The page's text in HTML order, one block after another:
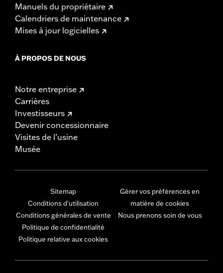
Manuels du propriétaire
Calendriers de maintenance
Mises à jour logicielles
À PROPOS DE NOUS
Notre entreprise
Carrières
Investisseurs
Devenir concessionnaire
Visites de l’usine
Musée
Sitemap
Conditions d'utilisation
Conditions générales de vente
Politique de confidentialité
Politique relative aux cookies
Gérer vos préférences en
matière de cookies
Nous prenons soin de vous